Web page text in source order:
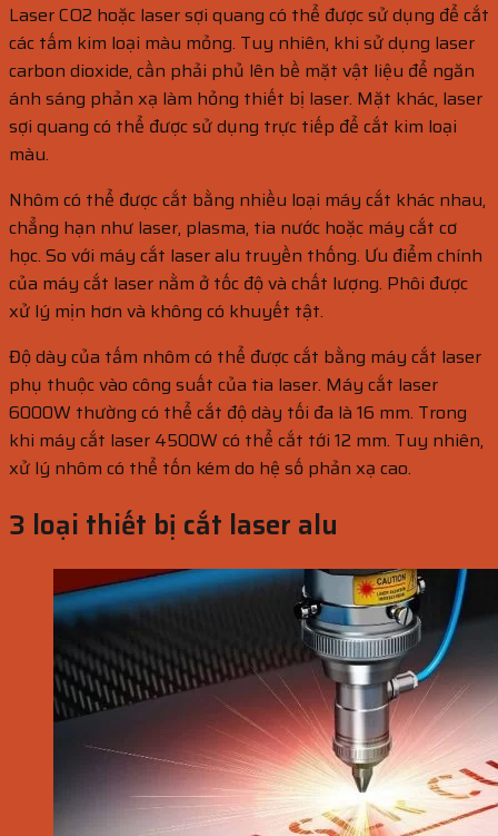
Laser CO2 hoặc laser sợi quang có thể được sử dụng để cắt
các tấm kim loại màu mỏng. Tuy nhiên, khi sử dụng laser
carbon dioxide, cần phải phủ lên bề mặt vật liệu để ngăn
ánh sáng phản xạ làm hỏng thiết bị laser. Mặt khác, laser
sợi quang có thể được sử dụng trực tiếp để cắt kim loại
màu.
Nhôm có thể được cắt bằng nhiều loại máy cắt khác nhau,
chẳng hạn như laser, plasma, tia nước hoặc máy cắt cơ
học. So với máy cắt laser alu truyền thống. Ưu điểm chính
của máy cắt laser nằm ở tốc độ và chất lượng. Phôi được
xử lý mịn hơn và không có khuyết tật.
Độ dày của tấm nhôm có thể được cắt bằng máy cắt laser
phụ thuộc vào công suất của tia laser. Máy cắt laser
6000W thường có thể cắt độ dày tối đa là 16 mm. Trong
khi máy cắt laser 4500W có thể cắt tới 12 mm. Tuy nhiên,
xử lý nhôm có thể tốn kém do hệ số phản xạ cao.
3 loại thiết bị cắt laser alu